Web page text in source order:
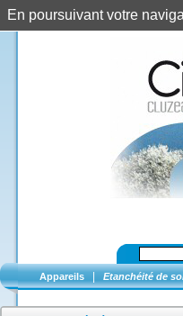
Appareils Etanchéité de
En poursuivant votre